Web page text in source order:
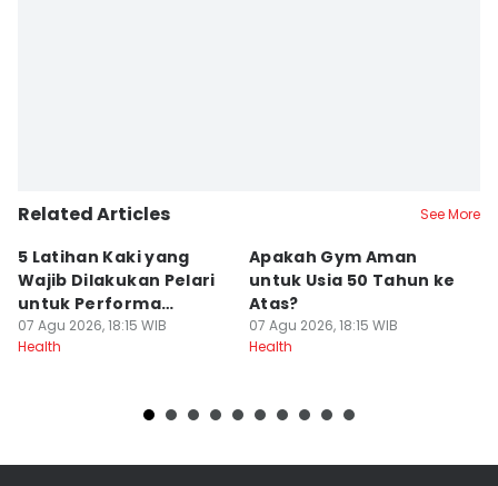
Related Articles See More
5 Latihan Kaki yang
Wajib Dilakukan Pelari
untuk Performa
Maksimal
07 Agu 2026, 18:15 WIB
Health
Apakah Gym Aman
untuk Usia 50 Tahun ke
Atas?
07 Agu 2026, 18:15 WIB
Health